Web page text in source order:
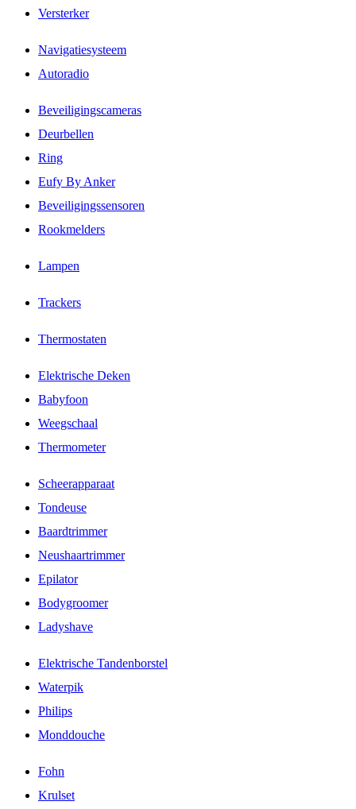
Versterker
Navigatiesysteem
Autoradio
Beveiligingscameras
Deurbellen
Ring
Eufy By Anker
Beveiligingssensoren
Rookmelders
Lampen
Trackers
Thermostaten
Elektrische Deken
Babyfoon
Weegschaal
Thermometer
Scheerapparaat
Tondeuse
Baardtrimmer
Neushaartrimmer
Epilator
Bodygroomer
Ladyshave
Elektrische Tandenborstel
Waterpik
Philips
Monddouche
Fohn
Krulset